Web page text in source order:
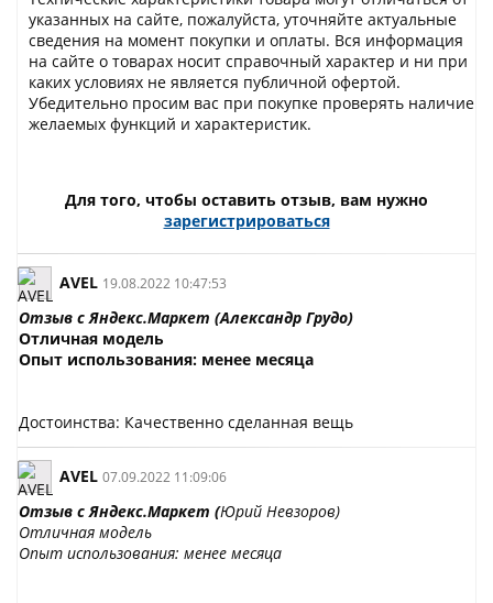
указанных на сайте, пожалуйста, уточняйте актуальные
сведения на момент покупки и оплаты. Вся информация
на сайте о товарах носит справочный характер и ни при
каких условиях не является публичной офертой.
Убедительно просим вас при покупке проверять наличие
желаемых функций и характеристик.
Для того, чтобы оставить отзыв, вам нужно
зарегистрироваться
AVEL 19.08.2022 10:47:53
Отзыв с Яндекс.Маркет (Александр Грудо)
Отличная модель
Опыт использования: менее месяца
Достоинства: Качественно сделанная вещь
AVEL 07.09.2022 11:09:06
Отзыв с Яндекс.Маркет (Юрий Невзоров)
Отличная модель
Опыт использования: менее месяца